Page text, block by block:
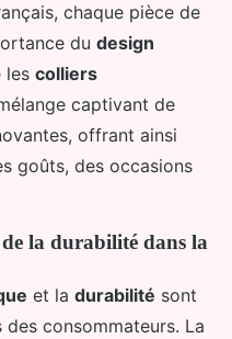
chaque pièce de
du design
les colliers
captivant de
offrant ainsi
goûts, des occasions
la durabilité dans la
et la durabilité sont
consommateurs. La